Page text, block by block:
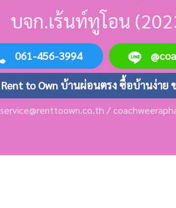
บจก.เร้นท์ทูโอน
061-456-3994
Rent to Own บ้านผ่อนตรง ซื้อบ้านง่าย
service@renttoown.co.th /